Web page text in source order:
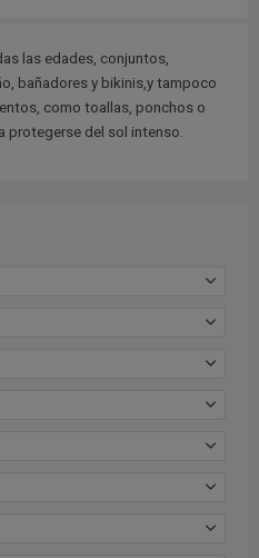
las edades, conjuntos,
bañadores y bikinis,y tampoco
como toallas, ponchos o
protegerse del sol intenso.